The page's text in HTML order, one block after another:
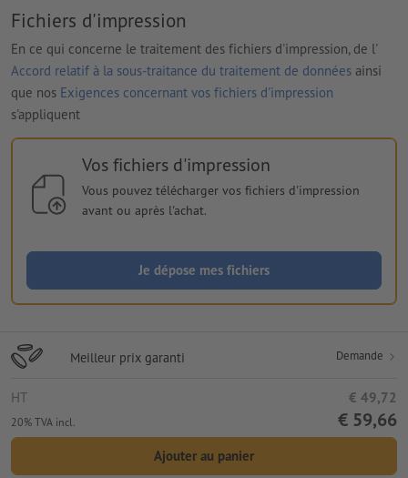
Fichiers d'impression
En ce qui concerne le traitement des fichiers d'impression, de l'
Accord relatif à la sous-traitance du traitement de données ainsi
que nos Exigences concernant vos fichiers d'impression
s'appliquent
Vos fichiers d'impression
Vous pouvez télécharger vos fichiers d'impression
avant ou après l'achat.
Je dépose mes fichiers
Meilleur prix garanti Demande
HT € 49,72
20% TVA incl. € 59,66
Ajouter au panier